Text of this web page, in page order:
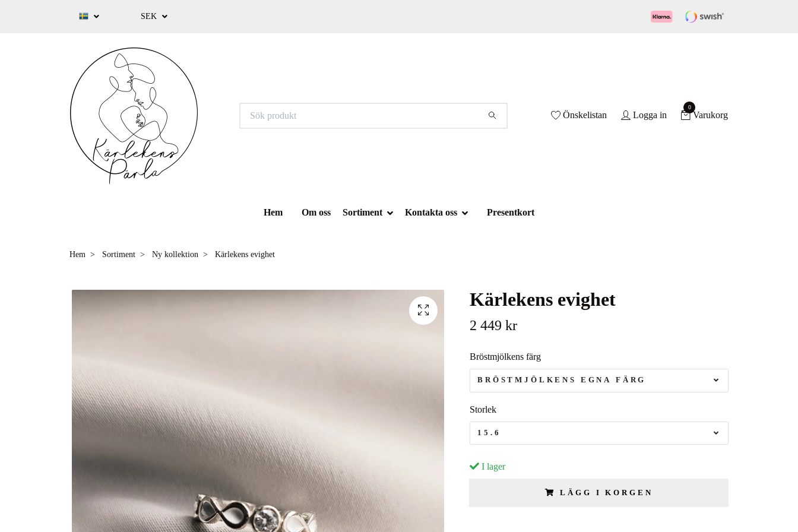
SEK
Önskelistan Logga in
0
Varukorg
Hem Om oss Sortiment Kontakta oss Presentkort
Hem Sortiment Ny kollektion Kärlekens evighet
Kärlekens evighet
2 449 kr
Bröstmjölkens färg
BRÖSTMJÖLKENS EGNA FÄRG
Storlek
15.6
I lager
LÄGG I KORGEN